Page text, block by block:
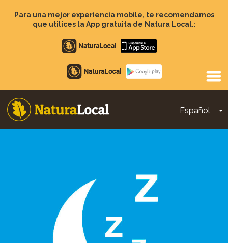
contenido
Para una mejor experiencia mobile, te recomendamos
que utilices la App gratuita de Natura Local.:
Apple
store
Google
Play
Español
Main